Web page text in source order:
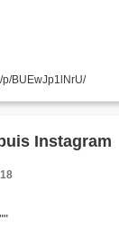
p/BUEwJp1lNrU/
Article publié depuis Instagram